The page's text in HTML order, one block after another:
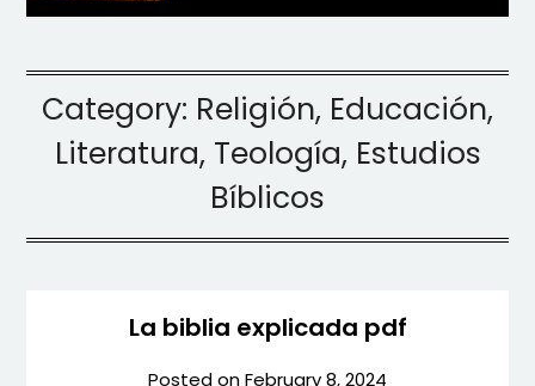
Category: Religión, Educación,
Literatura, Teología, Estudios
Bíblicos
La biblia explicada pdf
Posted onFebruary 8, 2024